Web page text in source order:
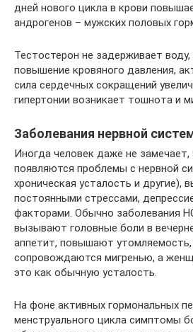
дней нового цикла в крови
андрогенов – мужских половых
Тестостерон не задерживает
повышение кровяного давления,
сила сердечных сокращений
гипертонии возникает тошнота и
Заболевания нервной
Иногда человек даже не замечает,
появляются проблемы с нервной
хроническая усталость и другие),
постоянными стрессами,
факторами. Обычно заболевания
вызывают головные боли в
аппетит, повышают
сопровождаются мигренью, а
это как обычную усталость.
На фоне активных гормональных
менструального цикла симптомы